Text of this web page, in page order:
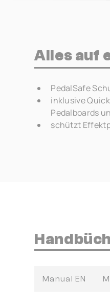
Alles auf
PedalSafe
inklusive
Pedalboards
schützt
Manual EN